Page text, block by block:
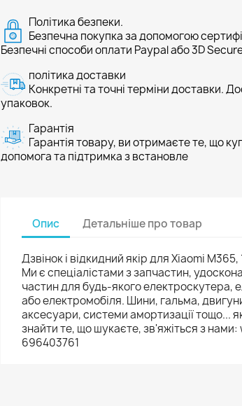
Політика безпеки.
Безпечна покупка за допомогою
Безпечні способи оплати Paypal або 3D
політика доставки
Конкретні та точні терміни доставки.
упаковок.
Гарантія
Гарантія товару, ви отримаєте те, що
допомога та підтримка з встановле
Опис Детальніше про товар
Дзвінок і відкидний якір для Xiaomi M365,
Ми є спеціалістами з запчастин,
частин для будь-якого електроскутера,
або електромобіля. Шини, гальма,
аксесуари, системи амортизації тощо...
знайти те, що шукаєте, зв'яжіться з
696403761